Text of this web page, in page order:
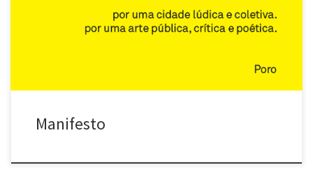
e propõe um modo de fazer arte que seja mais aberto e
relacional. A publicação pode ser baixada neste link: E-book […]
Manifesto